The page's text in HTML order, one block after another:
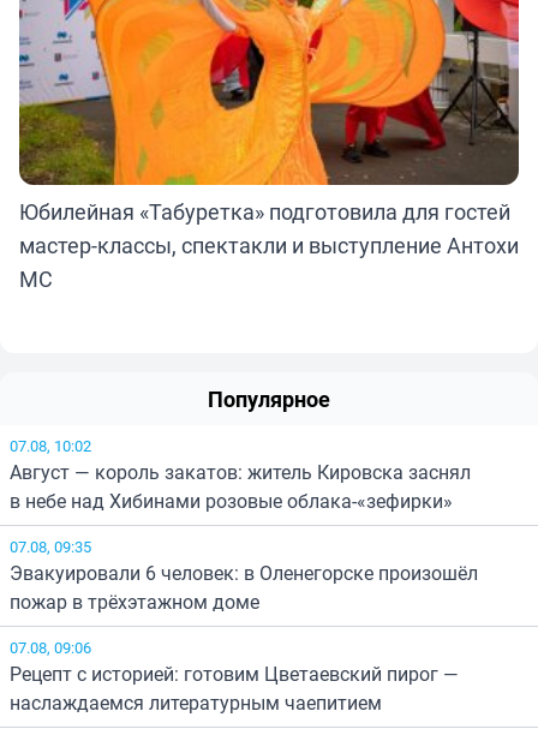
Юбилейная «Табуретка» подготовила для гостей
мастер-классы, спектакли и выступление Антохи
МС
Популярное
07.08, 10:02
Август — король закатов: житель Кировска заснял
в небе над Хибинами розовые облака-«зефирки»
07.08, 09:35
Эвакуировали 6 человек: в Оленегорске произошёл
пожар в трёхэтажном доме
07.08, 09:06
Рецепт с историей: готовим Цветаевский пирог —
наслаждаемся литературным чаепитием